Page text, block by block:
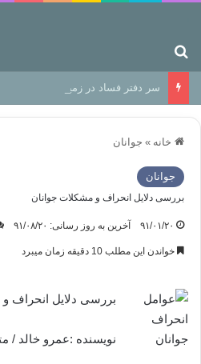
سر دفتر فساد در زمین‌، دوری
خانه » جوانان
جوانان
بررسی دلایل انحراف و مشکلات جوانان
۹۱/۰۱/۲۰ آخرین به روز رسانی: ۹۱/۰۸/۲۰
خواندن این مطلب 10 دقیقه زمان میبرد
بررسی دلایل انحراف
نویسنده :عمرو خالد /